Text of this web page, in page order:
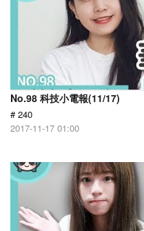
No.98 科技小電報(11/17)
# 240
2017-11-17 01:00